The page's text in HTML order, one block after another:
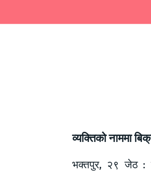
व्यक्तिको नाममा
भक्तपुर, २९ जेठ :